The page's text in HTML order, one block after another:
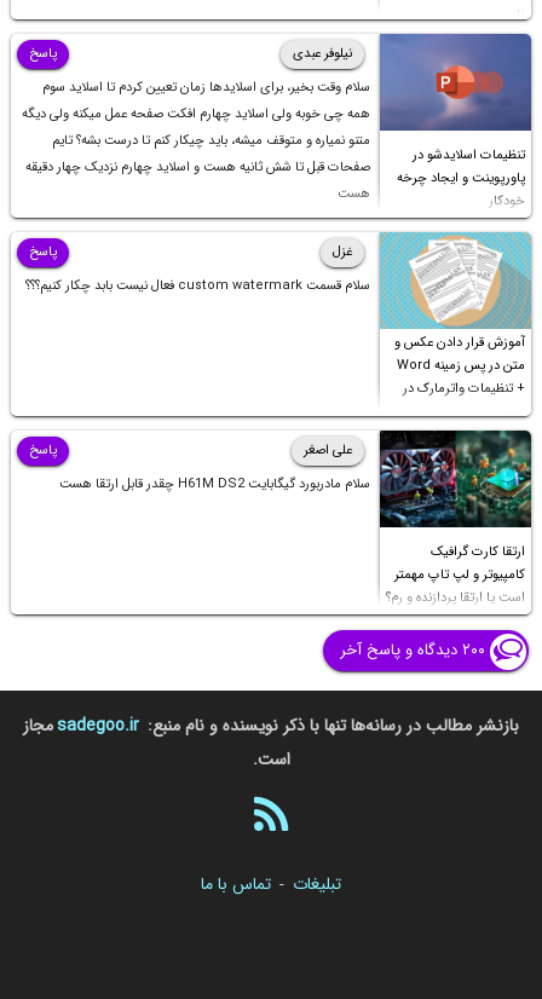
فارسی
تنظیمات اسلایدشو در
پاورپوینت و ایجاد چرخه
خودکار
نیلوفر عبدی
سلام وقت بخیر، برای اسلایدها زمان تعیین کردم تا اسلاید سوم
همه چی خوبه ولی اسلاید چهارم افکت صفحه عمل میکنه ولی دیگه
متنو نمیاره و متوقف میشه، باید چیکار کنم تا درست بشه؟ تایم
صفحات قبل تا شش ثانیه هست و اسلاید چهارم نزدیک چهار دقیقه
هست
پاسخ
آموزش قرار دادن عکس و
متن در پس زمینه Word
+ تنظیمات واترمارک در
ورد
غزل
سلام قسمت custom watermark فعال نیست بابد چکار کنیم؟؟؟
پاسخ
ارتقا کارت گرافیک
کامپیوتر و لپ تاپ مهمتر
است یا ارتقا پردازنده و رم؟
علی اصغر
سلام مادربورد گیگابایت H61M DS2 چقدر قابل ارتقا هست
پاسخ
۲۰۰ دیدگاه و پاسخ آخر
بازنشر مطالب در رسانه‌ها تنها با ذکر نویسنده و نام منبع: sadegoo.irمجاز
است.
تبلیغات - تماس با ما